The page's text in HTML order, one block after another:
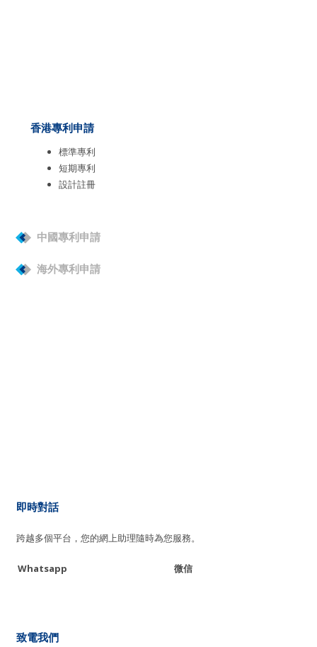
香港專利申請
標準專利
短期專利
設計註冊
中國專利申請
海外專利申請
即時對話
跨越多個平台，您的網上助理隨時為您服務。
Whatsapp 微信
致電我們